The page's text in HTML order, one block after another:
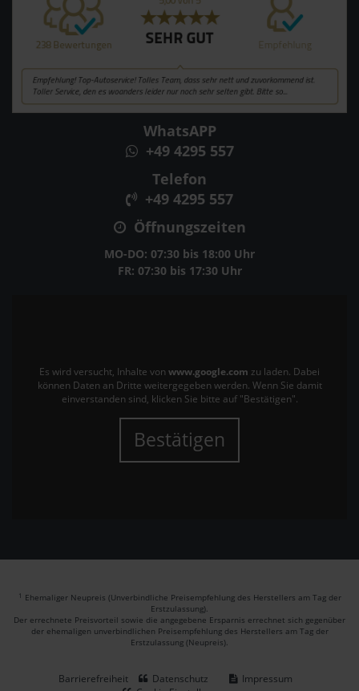
WhatsAPP
+49 4295 557
Telefon
+49 4295 557
Öffnungszeiten
MO-DO: 07:30 bis 18:00 Uhr
FR: 07:30 bis 17:30 Uhr
Es wird versucht, Inhalte von www.google.com zu laden. Dabei
können Daten an Dritte weitergegeben werden. Wenn Sie damit
einverstanden sind, klicken Sie bitte auf "Bestätigen".
Bestätigen
1 Ehemaliger Neupreis (Unverbindliche Preisempfehlung des Herstellers am Tag der
Erstzulassung).
Der errechnete Preisvorteil sowie die angegebene Ersparnis errechnet sich gegenüber
der ehemaligen unverbindlichen Preisempfehlung des Herstellers am Tag der
Erstzulassung (Neupreis).
Barrierefreiheit Datenschutz
Impressum